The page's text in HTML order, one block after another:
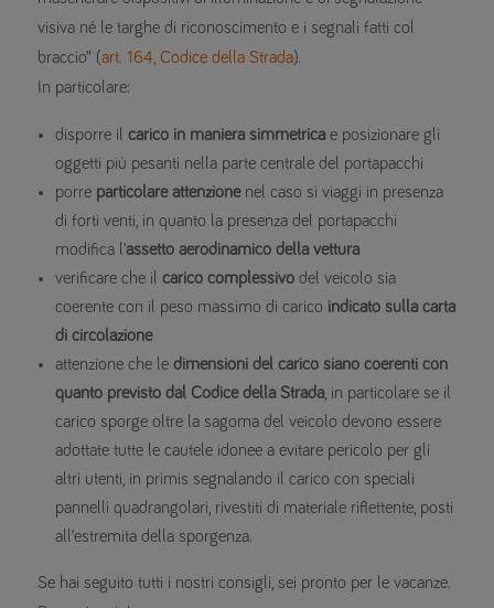
visiva né le targhe di riconoscimento e i segnali fatti col
braccio” (art. 164, Codice della Strada).
In particolare:
disporre il carico in maniera simmetrica e posizionare gli
oggetti più pesanti nella parte centrale del portapacchi
porre particolare attenzionenel caso si viaggi in presenza
di forti venti, in quanto la presenza del portapacchi
modifica l’assetto aerodinamico della vettura
verificare che il carico complessivo del veicolo sia
coerente con il peso massimo di carico indicato sulla carta
di circolazione
attenzione che le dimensioni del carico siano coerenti con
quanto previsto dal Codice della Strada , in particolare se il
carico sporge oltre la sagoma del veicolo devono essere
adottate tutte le cautele idonee a evitare pericolo per gli
altri utenti, in primis segnalando il carico con speciali
pannelli quadrangolari, rivestiti di materiale riflettente, posti
all’estremita della sporgenza.
Se hai seguito tutti i nostri consigli, sei pronto per le vacanze.